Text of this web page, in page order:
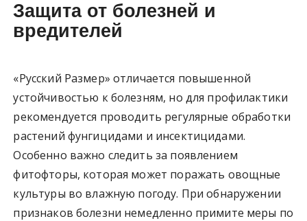
Защита от болезней и
вредителей
«Русский Размер» отличается повышенной
устойчивостью к болезням, но для профилактики
рекомендуется проводить регулярные обработки
растений фунгицидами и инсектицидами.
Особенно важно следить за появлением
фитофторы, которая может поражать овощные
культуры во влажную погоду. При обнаружении
признаков болезни немедленно примите меры по